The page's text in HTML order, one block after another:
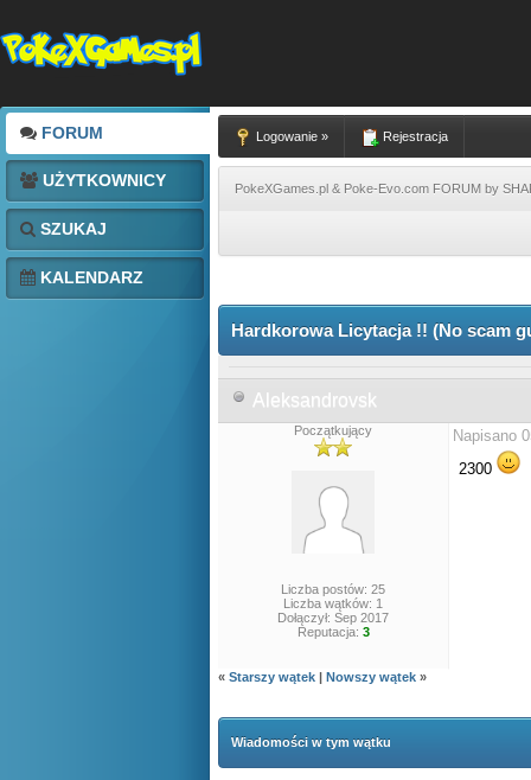
FORUM
UŻYTKOWNICY
SZUKAJ
KALENDARZ
Logowanie » Rejestracja
PokeXGames.pl & Poke-Evo.com FORUM by
Hardkorowa Licytacja !! (No scam
Aleksandrovsk
Początkujący
Liczba postów: 25
Liczba wątków: 1
Dołączył: Sep 2017
Reputacja: 3
Napisano
2300
« Starszy wątek | Nowszy wątek »
Wiadomości w tym wątku